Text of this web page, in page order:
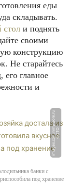
еды
складывать.
стол и поднять
своими
конструкцию
Не старайтесь
его главное
и
Ф
О
Т
О:
i
m
a
g
e
s.
c
d
n.i
n
m
y
r
o
o
m.
r
u
банки с
под хранение